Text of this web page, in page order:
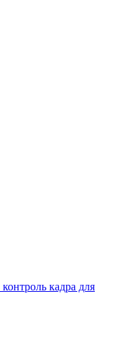
кадра для